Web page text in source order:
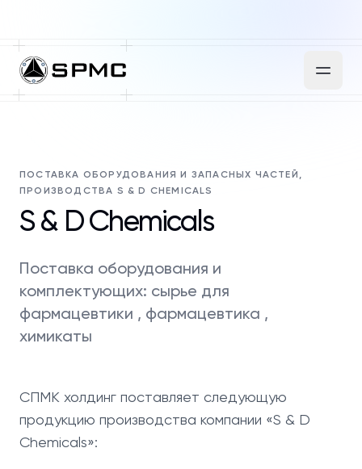
ПОСТАВКА ОБОРУДОВАНИЯ И ЗАПАСНЫХ ЧАСТЕЙ,
ПРОИЗВОДСТВА S & D CHEMICALS
S & D Chemicals
Поставка оборудования и
комплектующих: сырье для
фармацевтики , фармацевтика ,
химикаты
СПМК холдинг поставляет следующую
продукцию производства компании «S & D
Chemicals»: